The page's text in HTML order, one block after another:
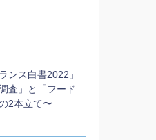
ンス白書2022」
査」と「フード
2本⽴て〜